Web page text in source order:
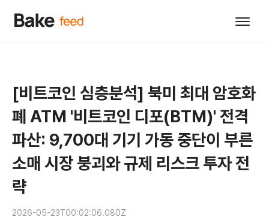
[비트코인 심층분석] 북미 최대 암호화
폐 ATM '비트코인 디포(BTM)' 전격
파산: 9,700대 기기 가동 중단이 부른
소매 시장 붕괴와 규제 리스크 투자 전
략
2026-05-23T00:02:06.080Z